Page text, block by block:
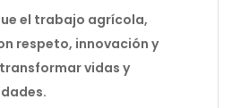
el trabajo agrícola,
respeto, innovación y
vidas y